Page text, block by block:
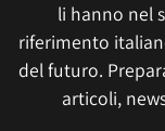
li hanno nel
riferimento
del futuro.
articoli,